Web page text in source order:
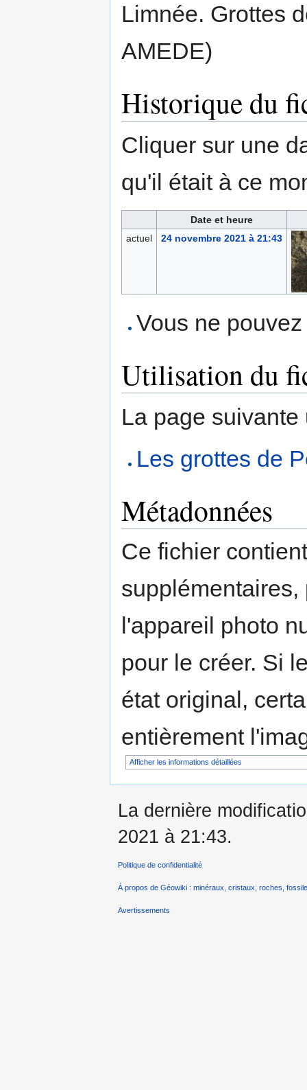
Limnée. Grottes
AMEDE)
Historique du
Cliquer sur une
qu'il était à ce
Date et heure
actuel
24 novembre 2021 à 21:43
Vous ne
Utilisation du
La page
Les grottes de
Métadonnées
Ce fichier
l'appareil photo
pour le créer. Si
état original,
entièrement
Afficher les informations détaillées
La dernière
2021 à 21:43.
Politique de confidentialité
À propos de Géowiki : minéraux, cristaux, roches,
Avertissements